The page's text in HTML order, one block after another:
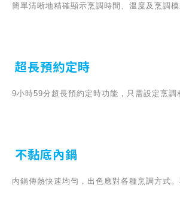
簡單清晰地精確顯示烹調時間、溫度及烹調
超長預約定時
9小時59分超長預約定時功能，只需設定烹
不黏底內鍋
內鍋傳熱快速均勻，出色應對各種烹調方式